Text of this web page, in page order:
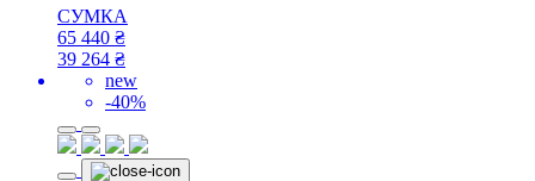
СУМКА
65 440 ₴
39 264 ₴
new
-40%